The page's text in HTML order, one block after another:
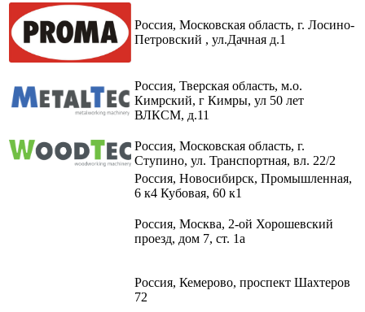
Россия, Московская область, г. Лосино-
Петровский , ул.Дачная д.1
Россия, Тверская область, м.о.
Кимрский, г Кимры, ул 50 лет
ВЛКСМ, д.11
Россия, Московская область, г.
Ступино, ул. Транспортная, вл. 22/2​
Россия, Новосибирск, Промышленная,
6 к4 Кубовая, 60 к1​
Россия, Москва, 2-ой Хорошевский
проезд, дом 7, ст. 1а
Россия, Кемерово, проспект Шахтеров
72